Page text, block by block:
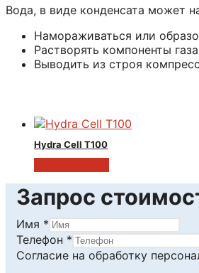
Вода, в виде конденсата может
Намораживаться или
Растворять компоненты
Выводить из строя
Hydra Cell T100
Запрос
Имя *
на
данных
Телефон *
Согласие на обработку